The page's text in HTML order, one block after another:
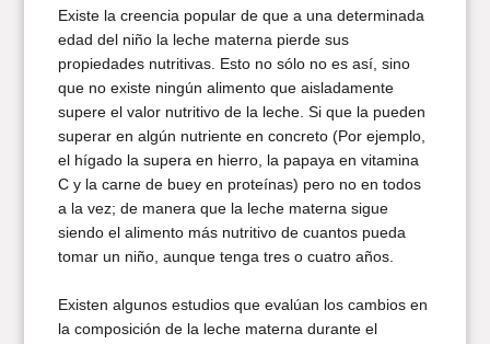
Existe la creencia popular de que a una determinada
edad del niño la leche materna pierde sus
propiedades nutritivas. Esto no sólo no es así, sino
que no existe ningún alimento que aisladamente
supere el valor nutritivo de la leche. Si que la pueden
superar en algún nutriente en concreto (Por ejemplo,
el hígado la supera en hierro, la papaya en vitamina
C y la carne de buey en proteínas) pero no en todos
a la vez; de manera que la leche materna sigue
siendo el alimento más nutritivo de cuantos pueda
tomar un niño, aunque tenga tres o cuatro años.
Existen algunos estudios que evalúan los cambios en
la composición de la leche materna durante el